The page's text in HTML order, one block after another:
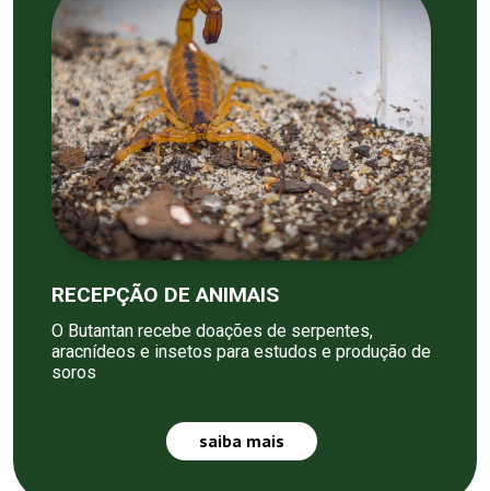
RECEPÇÃO DE ANIMAIS
O Butantan recebe doações de serpentes,
aracnídeos e insetos para estudos e produção de
soros
saiba mais